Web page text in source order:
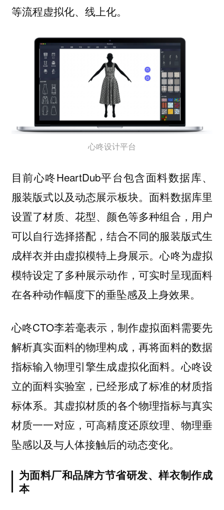
等流程虚拟化、线上化。
心咚设计平台
目前心咚HeartDub平台包含面料数据库、
服装版式以及动态展示板块。面料数据库里
设置了材质、花型、颜色等多种组合，用户
可以自行选择搭配，结合不同的服装版式生
成样衣并由虚拟模特上身展示。心咚为虚拟
模特设定了多种展示动作，可实时呈现面料
在各种动作幅度下的垂坠感及上身效果。
心咚CTO李若毫表示，制作虚拟面料需要先
解析真实面料的物理构成，再将面料的数据
指标输入物理引擎生成虚拟化面料。心咚设
立的面料实验室，已经形成了标准的材质指
标体系。其虚拟材质的各个物理指标与真实
材质一一对应，可高精度还原纹理、物理垂
坠感以及与人体接触后的动态变化。
为面料厂和品牌方节省研发、样衣制作成
本